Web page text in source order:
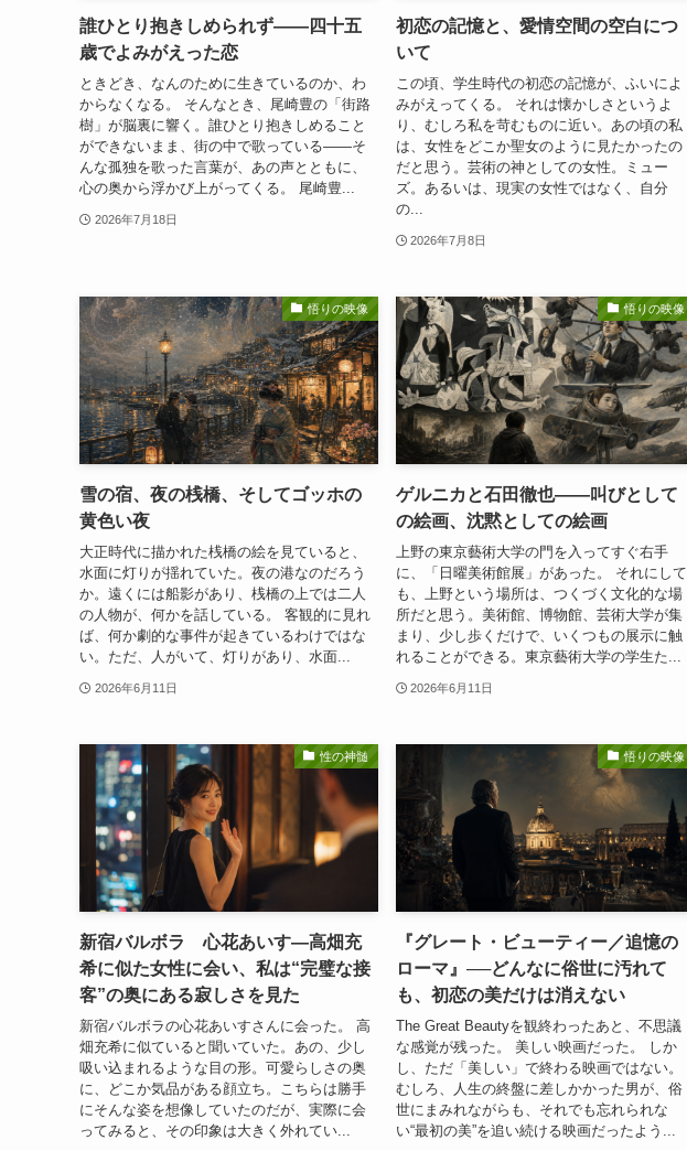
誰ひとり抱きしめられず――四十五
歳でよみがえった恋
ときどき、なんのために生きているのか、わ
からなくなる。 そんなとき、尾崎豊の「街路
樹」が脳裏に響く。誰ひとり抱きしめること
ができないまま、街の中で歌っている――そ
んな孤独を歌った言葉が、あの声とともに、
心の奥から浮かび上がってくる。 尾崎豊...
2026年7月18日
初恋の記憶と、愛情空間の空白につ
いて
この頃、学生時代の初恋の記憶が、ふいによ
みがえってくる。 それは懐かしさというよ
り、むしろ私を苛むものに近い。あの頃の私
は、女性をどこか聖女のように見たかったの
だと思う。芸術の神としての女性。ミュー
ズ。あるいは、現実の女性ではなく、自分
の...
2026年7月8日
悟りの映像
雪の宿、夜の桟橋、そしてゴッホの
黄色い夜
大正時代に描かれた桟橋の絵を見ていると、
水面に灯りが揺れていた。夜の港なのだろう
か。遠くには船影があり、桟橋の上では二人
の人物が、何かを話している。 客観的に見れ
ば、何か劇的な事件が起きているわけではな
い。ただ、人がいて、灯りがあり、水面...
2026年6月11日
悟りの映像
ゲルニカと石田徹也――叫びとして
の絵画、沈黙としての絵画
上野の東京藝術大学の門を入ってすぐ右手
に、「日曜美術館展」があった。 それにして
も、上野という場所は、つくづく文化的な場
所だと思う。美術館、博物館、芸術大学が集
まり、少し歩くだけで、いくつもの展示に触
れることができる。東京藝術大学の学生た...
2026年6月11日
性の神髄
新宿バルボラ 心花あいす―高畑充
希に似た女性に会い、私は“完璧な接
客”の奥にある寂しさを見た
新宿バルボラの心花あいすさんに会った。 高
畑充希に似ていると聞いていた。あの、少し
吸い込まれるような目の形。可愛らしさの奥
に、どこか気品がある顔立ち。こちらは勝手
にそんな姿を想像していたのだが、実際に会
ってみると、その印象は大きく外れてい...
悟りの映像
『グレート・ビューティー／追憶の
ローマ』──どんなに俗世に汚れて
も、初恋の美だけは消えない
The Great Beautyを観終わったあと、不思議
な感覚が残った。 美しい映画だった。 しか
し、ただ「美しい」で終わる映画ではない。
むしろ、人生の終盤に差しかかった男が、俗
世にまみれながらも、それでも忘れられな
い“最初の美”を追い続ける映画だったよう...